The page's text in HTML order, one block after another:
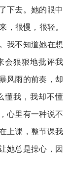
下去。她的眼中
，很慢，很轻。
我不知道她在想
会狠狠地批评我
风雨的前奏，却
懂我，我却不懂
心里有一种说不
上课，整节课我
她总是操心，因